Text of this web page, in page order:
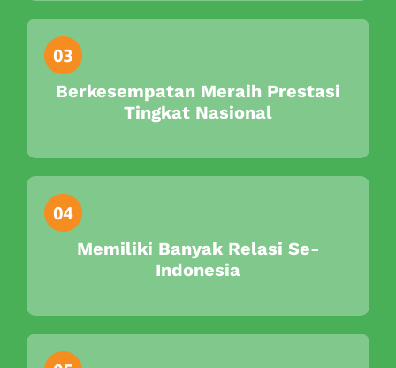
Berkesempatan Meraih Prestasi
Tingkat Nasional
Memiliki Banyak Relasi Se-
Indonesia